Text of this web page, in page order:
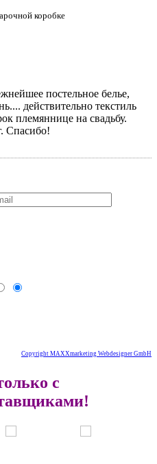
коробке
постельное белье,
действительно текстиль
племяннице на свадьбу.
Спасибо!
Copyright MAXXmarketing Webdesigner GmbH
с